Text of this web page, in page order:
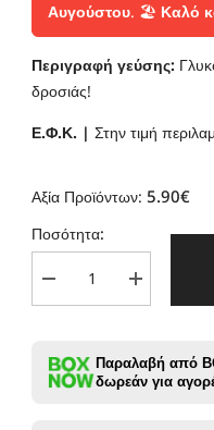
Αυγούστου. 🏖️ Καλό
Περιγραφή γεύσης:
δροσιάς!
Ε.Φ.Κ. | Στην τιμή
Αξία Προϊόντων: 5.90€
Ποσότητα:
Μείωση
ποσότητας
-
Pink
Αύξηση
ποσότητας
-
Pink
Παραλαβή από
δωρεάν για